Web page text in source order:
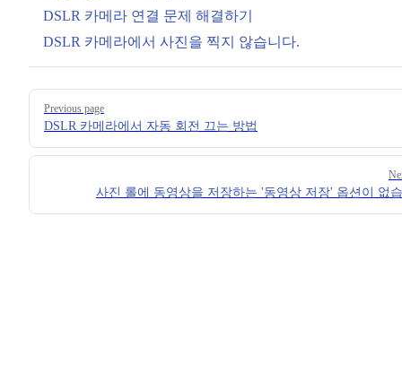
DSLR 카메라 연결 문제 해결하기
DSLR 카메라에서 사진을 찍지 않습니다.
Pager
Previous page
DSLR 카메라에서 자동 회전 끄는 방법
사진 롤에 동영상을 저장하는 '동영상 저장' 옵션이 없